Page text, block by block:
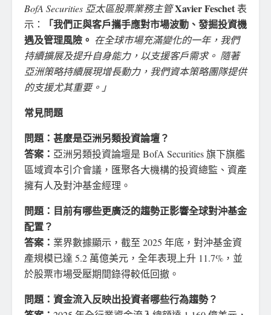
BofA Securities 亞太區股票業務主管Xavier Feschet表
示：
「我們正與客戶攜手應對市場波動、發掘投資機
遇及管理風險。 在全球市場充滿變化的一年，我們
持續擴展及提升自身能力，以支援客戶需求。 隨著
亞洲策略持續展現增長動力，我們資本策略團隊提供
的支援尤其重要。」
常見問題
問題：甚麼是亞洲另類投資論壇？
答案： 亞洲另類投資論壇是 BofA Securities 旗下旗艦
區域資本引介會議，匯聚各大機構的投資總監、資產
擁有人及對沖基金經理。
問題：目前有哪些更廣泛的趨勢正影響全球對沖基金
配置？
答案： 業界數據顯示，截至 2025 年底，對沖基金資
產規模已達 5.2 萬億美元，全年表現上升 11.7%，並
於股票市場受壓期間錄得較低回撤。
問題：資金流入反映出投資者哪些行為趨勢？